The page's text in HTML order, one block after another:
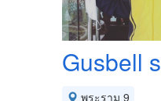
Gusbell
พระราม 9